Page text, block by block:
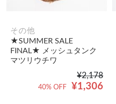
その他
★SUMMER SALE
FINAL★ メッシュタンク
マツリウチワ
¥2,178
¥1,306
40% OFF